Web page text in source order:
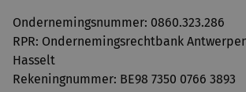
Ondernemingsnummer: ​0860.323.286
RPR: Ondernemingsrechtbank
Hasselt
Rekeningnummer: BE98 7350 0766 3893